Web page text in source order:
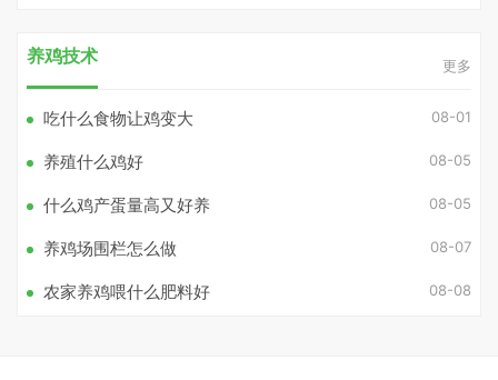
养鸡技术 更多
吃什么食物让鸡变大 08-01
养殖什么鸡好 08-05
什么鸡产蛋量高又好养 08-05
养鸡场围栏怎么做 08-07
农家养鸡喂什么肥料好 08-08